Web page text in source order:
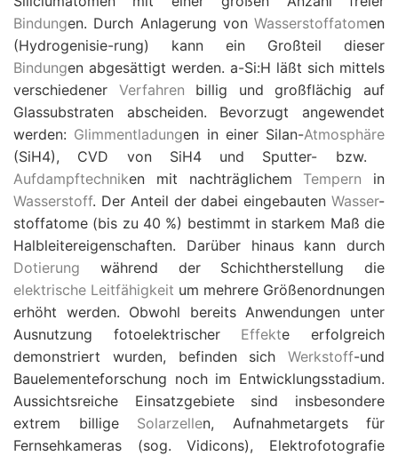
Bindungen. Durch Anlagerung von Wasserstoffatomen
(Hydrogenisie-rung) kann ein Großteil dieser
Bindungen abgesättigt werden. a-Si:H läßt sich mittels
verschiedener Verfahren billig und großflächig auf
Glassubstraten abscheiden. Bevorzugt angewendet
werden: Glimmentladungen in einer Silan-Atmosphäre
(SiH4), CVD von SiH4 und Sputter- bzw. 
Aufdampftechniken mit nachträglichem Tempern in
Wasserstoff. Der Anteil der dabei eingebauten Wasser-
stoffatome (bis zu 40 %) bestimmt in starkem Maß die
Halbleitereigenschaften. Darüber hinaus kann durch
Dotierung während der Schichtherstellung die
elektrische Leitfähigkeit um mehrere Größenordnungen
erhöht werden. Obwohl bereits Anwendungen unter
Ausnutzung fotoelektrischer Effekte erfolgreich
demonstriert wurden, befinden sich Werkstoff-und
Bauelementeforschung noch im Entwicklungsstadium.
Aussichtsreiche Einsatzgebiete sind insbesondere
extrem billige Solarzellen, Aufnahmetargets für
Fernsehkameras (sog. Vidicons), Elektrofotografie